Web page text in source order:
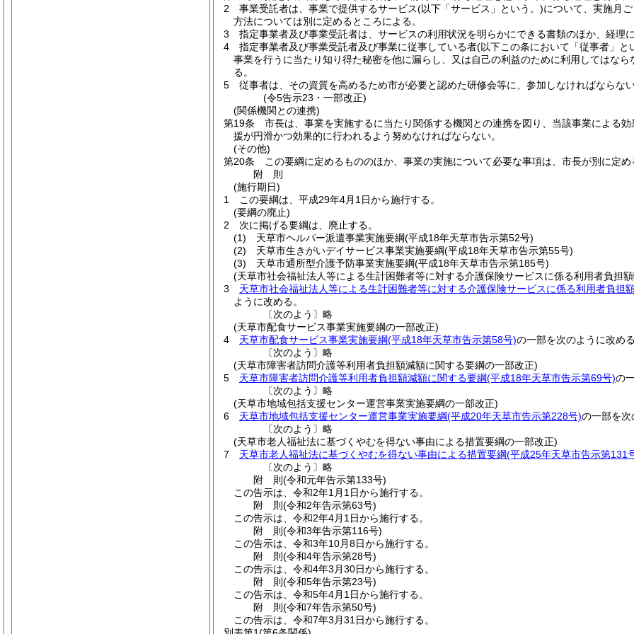
2
事業受託者は、事業で提供するサービス(以下「サービス」という。)について、実施月
方法については別に定めるところによる。
3
指定事業者及び事業受託者は、サービスの利用状況を明らかにできる書類のほか、経理
4
指定事業者及び事業受託者及び事業に従事している者(以下この条において「従事者」と
事業を行うに当たり知り得た秘密を他に漏らし、又は自己の利益のために利用してはなら
る。
5
従事者は、その資質を高めるため市が必要と認めた研修会等に、参加しなければならな
(令5告示23・一部改正)
(関係機関との連携)
第19条
市長は、事業を実施するに当たり関係する機関との連携を図り、当該事業による
援が円滑かつ効果的に行われるよう努めなければならない。
(その他)
第20条
この要綱に定めるもののほか、事業の実施について必要な事項は、市長が別に定め
附 則
(施行期日)
1
この要綱は、平成29年4月1日から施行する。
(要綱の廃止)
2
次に掲げる要綱は、廃止する。
(1)
天草市ヘルパー派遣事業実施要綱(平成18年天草市告示第52号)
(2)
天草市生きがいデイサービス事業実施要綱(平成18年天草市告示第55号)
(3)
天草市通所型介護予防事業実施要綱(平成18年天草市告示第185号)
(天草市社会福祉法人等による生計困難者等に対する介護保険サービスに係る利用者負担
3
天草市社会福祉法人等による生計困難者等に対する介護保険サービスに係る利用者負担
ように改める。
〔次のよう〕略
(天草市配食サービス事業実施要綱の一部改正)
4
天草市配食サービス事業実施要綱(平成18年天草市告示第58号)の一部を次のように改め
〔次のよう〕略
(天草市障害者訪問介護等利用者負担額減額に関する要綱の一部改正)
5
天草市障害者訪問介護等利用者負担額減額に関する要綱(平成18年天草市告示第69号)の
〔次のよう〕略
(天草市地域包括支援センター運営事業実施要綱の一部改正)
6
天草市地域包括支援センター運営事業実施要綱(平成20年天草市告示第228号)の一部を次
〔次のよう〕略
(天草市老人福祉法に基づくやむを得ない事由による措置要綱の一部改正)
7
天草市老人福祉法に基づくやむを得ない事由による措置要綱(平成25年天草市告示第131
〔次のよう〕略
附 則(令和元年告示第133号)
この告示は、令和2年1月1日から施行する。
附 則(令和2年告示第63号)
この告示は、令和2年4月1日から施行する。
附 則(令和3年告示第116号)
この告示は、令和3年10月8日から施行する。
附 則(令和4年告示第28号)
この告示は、令和4年3月30日から施行する。
附 則(令和5年告示第23号)
この告示は、令和5年4月1日から施行する。
附 則(令和7年告示第50号)
この告示は、令和7年3月31日から施行する。